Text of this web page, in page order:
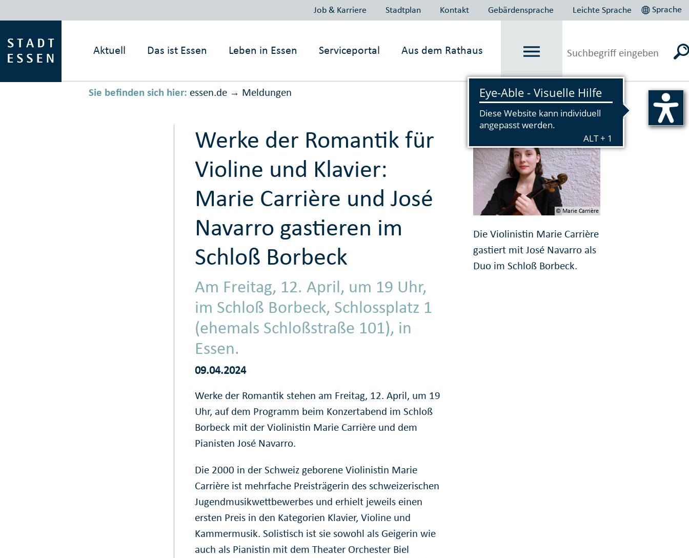
Job & Karriere Stadtplan Kontakt Gebärdensprache Leichte Sprache Sprache
Aktuell Das ist Essen Leben in Essen Serviceportal Aus dem Rathaus
Sie befinden sich hier: essen.de → Meldungen Vorlesen
Werke der Romantik für
Violine und Klavier:
Marie Carrière und José
Navarro gastieren im
Schloß Borbeck
Am Freitag, 12. April, um 19 Uhr,
im Schloß Borbeck, Schlossplatz 1
(ehemals Schloßstraße 101), in
Essen.
09.04.2024
Werke der Romantik stehen am Freitag, 12. April, um 19
Uhr, auf dem Programm beim Konzertabend im Schloß
Borbeck mit der Violinistin Marie Carrière und dem
Pianisten José Navarro.
Die 2000 in der Schweiz geborene Violinistin Marie
Carrière ist mehrfache Preisträgerin des schweizerischen
Jugendmusikwettbewerbes und erhielt jeweils einen
ersten Preis in den Kategorien Klavier, Violine und
Kammermusik. Solistisch ist sie sowohl als Geigerin wie
auch als Pianistin mit dem Theater Orchester Biel
© Marie Carrière
Die Violinistin Marie Carrière
gastiert mit José Navarro als
Duo im Schloß Borbeck.